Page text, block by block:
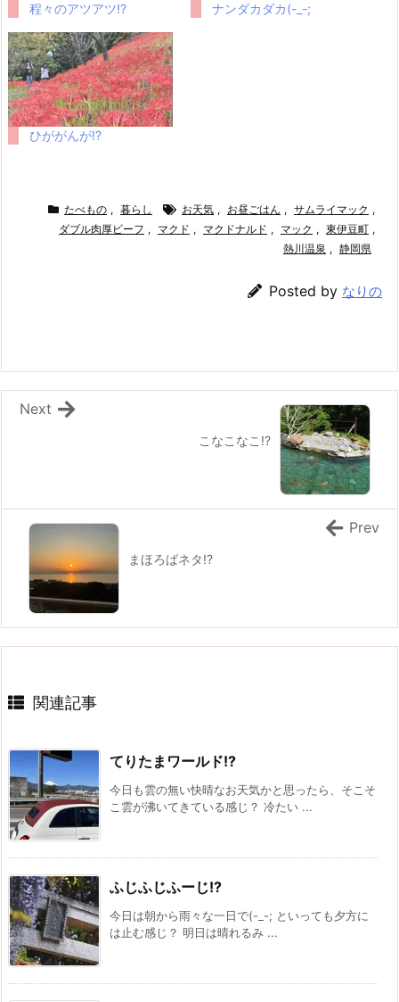
程々のアツアツ!? ナンダカダカ(-_-;
ひががんが!?
たべもの , 暮らし お天気 , お昼ごはん , サムライマック ,
ダブル肉厚ビーフ , マクド , マクドナルド , マック , 東伊豆町 ,
熱川温泉 , 静岡県
Posted by なりの
こなこなこ!?
Next
まほろばネタ!?
Prev
関連記事
てりたまワールド!?
今日も雲の無い快晴なお天気かと思ったら、そこそ
こ雲が沸いてきている感じ？ 冷たい ...
ふじふじふーじ!?
今日は朝から雨々な一日で(-_-; といっても夕方に
は止む感じ？ 明日は晴れるみ ...